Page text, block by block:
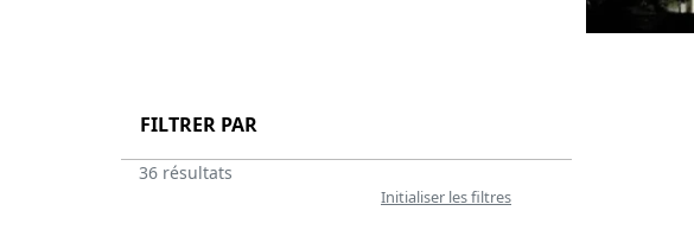
FILTRER PAR
36 résultats
Initialiser les filtres